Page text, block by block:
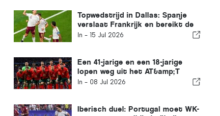
Topwedstrijd in Dallas: Spanje
verslaat Frankrijk en bereikt de
WK-finale
In - 15 Jul 2026
Een 41-jarige en een 18-jarige
lopen weg uit het AT&amp;T
Stadium in Dallas
In - 08 Jul 2026
Iberisch duel: Portugal moet WK-